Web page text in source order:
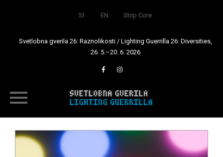
SI EN Strip Core
Svetlobna gverila 26: Raznolikosti / Lighting Guerrilla 26: Diversities,
26. 5.–20. 6. 2026